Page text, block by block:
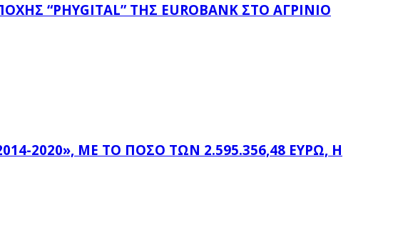
“PHYGITAL” ΤΗΣ EUROBANK ΣΤΟ ΑΓΡΊΝΙΟ
2020», ΜΕ ΤΟ ΠΟΣΌ ΤΩΝ 2.595.356,48 ΕΥΡΏ, Η